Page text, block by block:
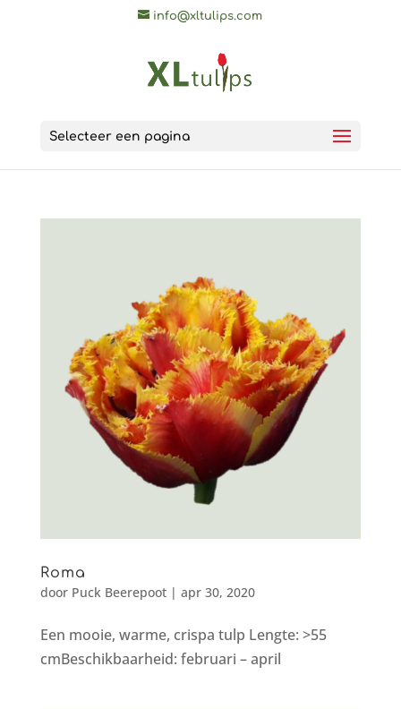
info@xltulips.com
Selecteer een pagina
Roma
door Puck Beerepoot| apr 30, 2020
Een mooie, warme, crispa tulp Lengte: >55
cmBeschikbaarheid: februari – april